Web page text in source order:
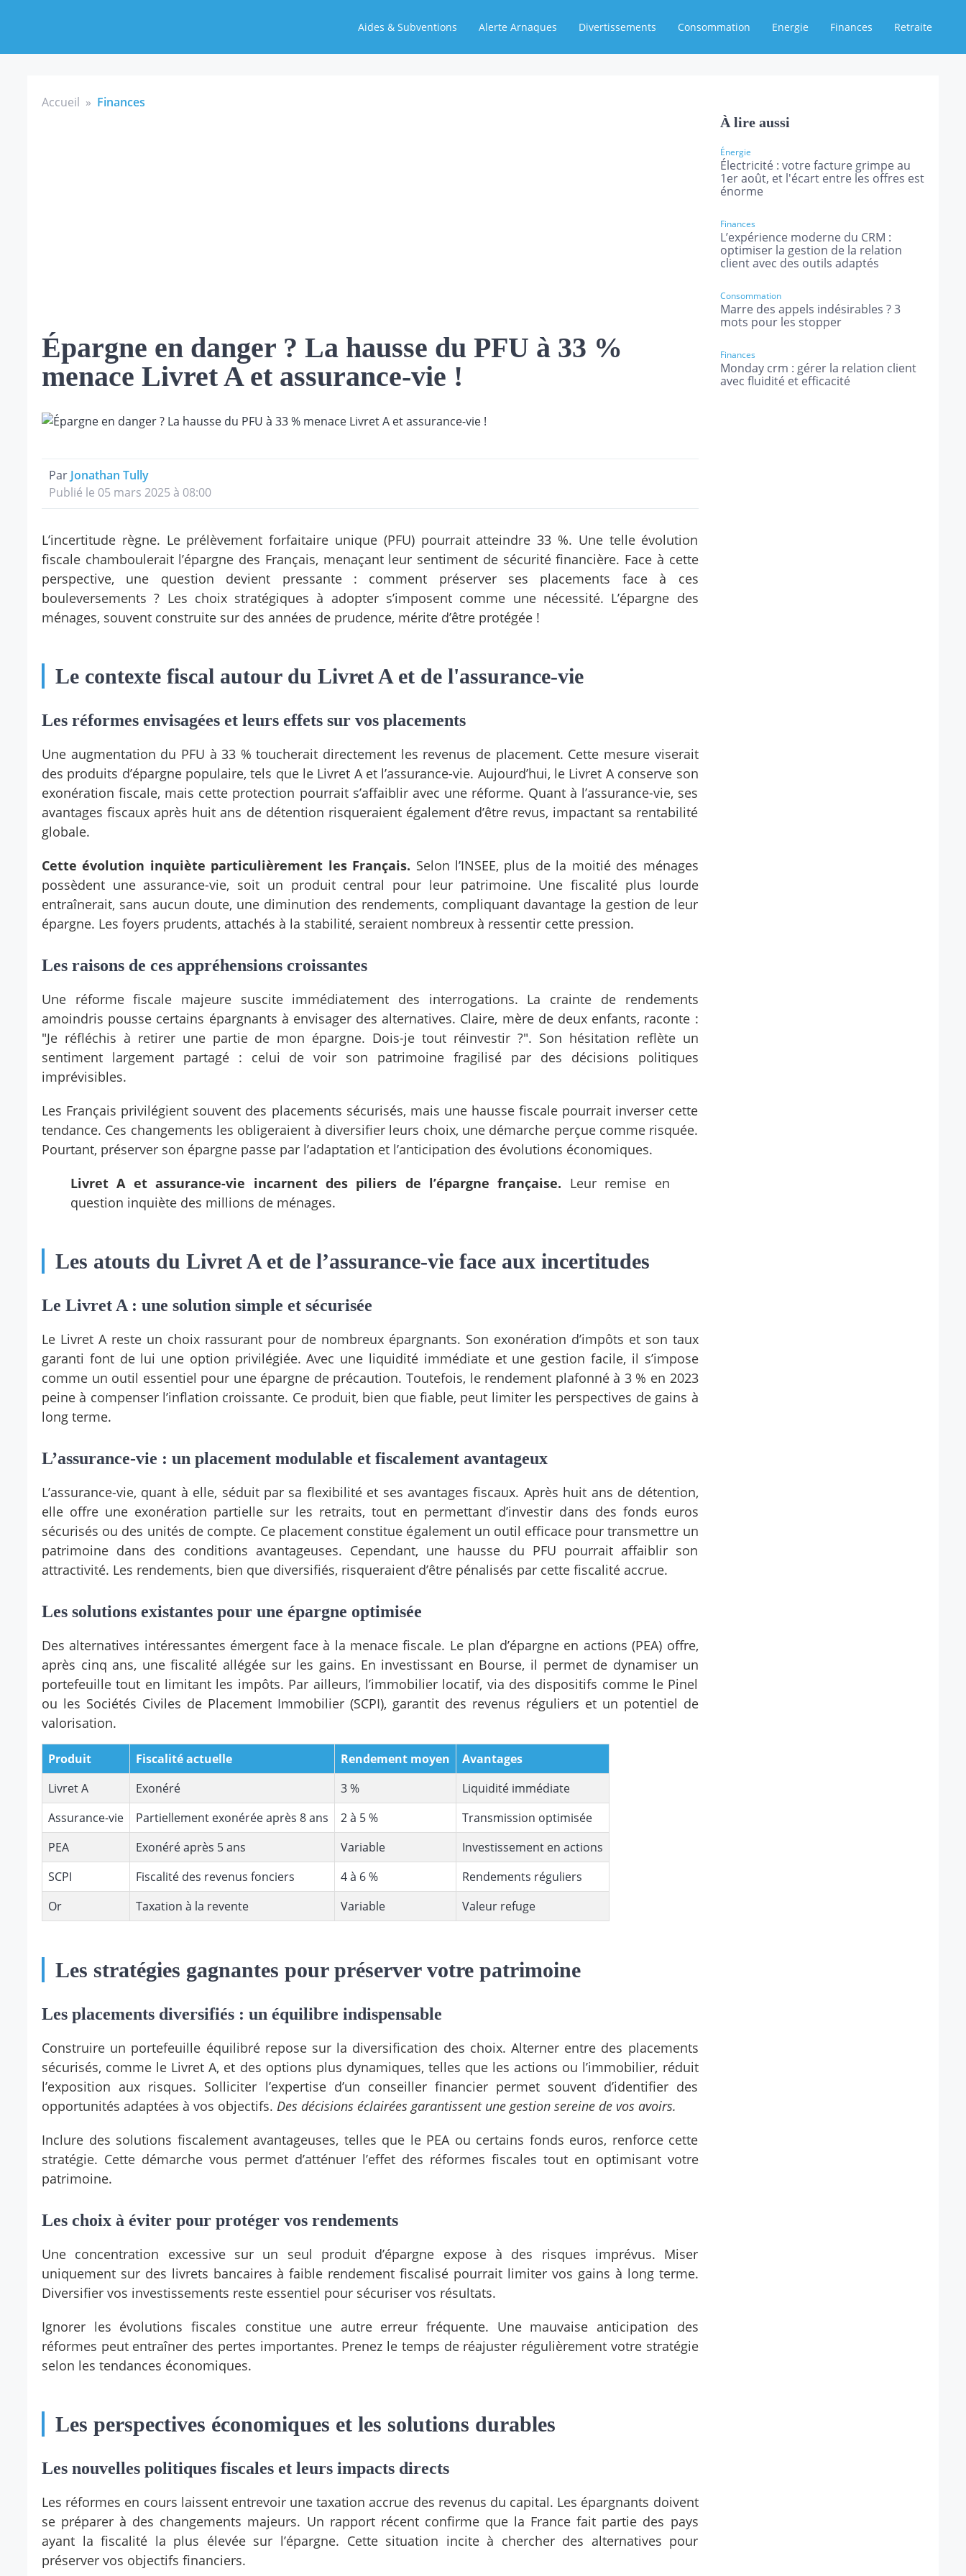
Aides & Subventions Alerte Arnaques Divertissements Consommation Energie Finances Retraite
Accueil » Finances
Épargne en danger ? La hausse du PFU à 33 %
menace Livret A et assurance-vie !
Par Jonathan Tully
Publié le 05 mars 2025 à 08:00
L’incertitude règne. Le prélèvement forfaitaire unique (PFU) pourrait atteindre 33 %. Une telle évolution
fiscale chamboulerait l’épargne des Français, menaçant leur sentiment de sécurité financière. Face à cette
perspective, une question devient pressante : comment préserver ses placements face à ces
bouleversements ? Les choix stratégiques à adopter s’imposent comme une nécessité. L’épargne des
ménages, souvent construite sur des années de prudence, mérite d’être protégée !
Le contexte fiscal autour du Livret A et de l'assurance-vie
Les réformes envisagées et leurs effets sur vos placements
Une augmentation du PFU à 33 % toucherait directement les revenus de placement. Cette mesure viserait
des produits d’épargne populaire, tels que le Livret A et l’assurance-vie. Aujourd’hui, le Livret A conserve son
exonération fiscale, mais cette protection pourrait s’affaiblir avec une réforme. Quant à l’assurance-vie, ses
avantages fiscaux après huit ans de détention risqueraient également d’être revus, impactant sa rentabilité
globale.
Cette évolution inquiète particulièrement les Français. Selon l’INSEE, plus de la moitié des ménages
possèdent une assurance-vie, soit un produit central pour leur patrimoine. Une fiscalité plus lourde
entraînerait, sans aucun doute, une diminution des rendements, compliquant davantage la gestion de leur
épargne. Les foyers prudents, attachés à la stabilité, seraient nombreux à ressentir cette pression.
Les raisons de ces appréhensions croissantes
Une réforme fiscale majeure suscite immédiatement des interrogations. La crainte de rendements
amoindris pousse certains épargnants à envisager des alternatives. Claire, mère de deux enfants, raconte :
"Je réfléchis à retirer une partie de mon épargne. Dois-je tout réinvestir ?". Son hésitation reflète un
sentiment largement partagé : celui de voir son patrimoine fragilisé par des décisions politiques
imprévisibles.
Les Français privilégient souvent des placements sécurisés, mais une hausse fiscale pourrait inverser cette
tendance. Ces changements les obligeraient à diversifier leurs choix, une démarche perçue comme risquée.
Pourtant, préserver son épargne passe par l’adaptation et l’anticipation des évolutions économiques.
Livret A et assurance-vie incarnent des piliers de l’épargne française. Leur remise en
question inquiète des millions de ménages.
Les atouts du Livret A et de l’assurance-vie face aux incertitudes
Le Livret A : une solution simple et sécurisée
Le Livret A reste un choix rassurant pour de nombreux épargnants. Son exonération d’impôts et son taux
garanti font de lui une option privilégiée. Avec une liquidité immédiate et une gestion facile, il s’impose
comme un outil essentiel pour une épargne de précaution. Toutefois, le rendement plafonné à 3 % en 2023
peine à compenser l’inflation croissante. Ce produit, bien que fiable, peut limiter les perspectives de gains à
long terme.
L’assurance-vie : un placement modulable et fiscalement avantageux
L’assurance-vie, quant à elle, séduit par sa flexibilité et ses avantages fiscaux. Après huit ans de détention,
elle offre une exonération partielle sur les retraits, tout en permettant d’investir dans des fonds euros
sécurisés ou des unités de compte. Ce placement constitue également un outil efficace pour transmettre un
patrimoine dans des conditions avantageuses. Cependant, une hausse du PFU pourrait affaiblir son
attractivité. Les rendements, bien que diversifiés, risqueraient d’être pénalisés par cette fiscalité accrue.
Les solutions existantes pour une épargne optimisée
Des alternatives intéressantes émergent face à la menace fiscale. Le plan d’épargne en actions (PEA) offre,
après cinq ans, une fiscalité allégée sur les gains. En investissant en Bourse, il permet de dynamiser un
portefeuille tout en limitant les impôts. Par ailleurs, l’immobilier locatif, via des dispositifs comme le Pinel
ou les Sociétés Civiles de Placement Immobilier (SCPI), garantit des revenus réguliers et un potentiel de
valorisation.
Produit Fiscalité actuelle Rendement moyen
Avantages
Livret A
Exonéré 3 %
Liquidité immédiate
Assurance-vie
Partiellement exonérée après 8 ans 2 à 5 %
Transmission optimisée
PEA
Exonéré après 5 ans Variable
Investissement en actions
SCPI
Fiscalité des revenus fonciers 4 à 6 %
Rendements réguliers
Or
Taxation à la revente Variable Valeur refuge
Les stratégies gagnantes pour préserver votre patrimoine
Les placements diversifiés : un équilibre indispensable
Construire un portefeuille équilibré repose sur la diversification des choix. Alterner entre des placements
sécurisés, comme le Livret A, et des options plus dynamiques, telles que les actions ou l’immobilier, réduit
l’exposition aux risques. Solliciter l’expertise d’un conseiller financier permet souvent d’identifier des
opportunités adaptées à vos objectifs. Des décisions éclairées garantissent une gestion sereine de vos avoirs.
Inclure des solutions fiscalement avantageuses, telles que le PEA ou certains fonds euros, renforce cette
stratégie. Cette démarche vous permet d’atténuer l’effet des réformes fiscales tout en optimisant votre
patrimoine.
Les choix à éviter pour protéger vos rendements
Une concentration excessive sur un seul produit d’épargne expose à des risques imprévus. Miser
uniquement sur des livrets bancaires à faible rendement fiscalisé pourrait limiter vos gains à long terme.
Diversifier vos investissements reste essentiel pour sécuriser vos résultats.
Ignorer les évolutions fiscales constitue une autre erreur fréquente. Une mauvaise anticipation des
réformes peut entraîner des pertes importantes. Prenez le temps de réajuster régulièrement votre stratégie
selon les tendances économiques.
Les perspectives économiques et les solutions durables
Les nouvelles politiques fiscales et leurs impacts directs
Les réformes en cours laissent entrevoir une taxation accrue des revenus du capital. Les épargnants doivent
se préparer à des changements majeurs. Un rapport récent confirme que la France fait partie des pays
ayant la fiscalité la plus élevée sur l’épargne. Cette situation incite à chercher des alternatives pour
préserver vos objectifs financiers.
À lire aussi
Énergie
Électricité : votre facture grimpe au
1er août, et l'écart entre les offres est
énorme
Finances
L’expérience moderne du CRM :
optimiser la gestion de la relation
client avec des outils adaptés
Consommation
Marre des appels indésirables ? 3
mots pour les stopper
Finances
Monday crm : gérer la relation client
avec fluidité et efficacité